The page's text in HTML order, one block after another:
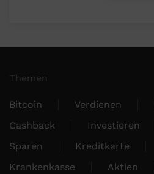
Themen
Bitcoin Verdienen
Cashback
Investieren
Sparen
Kreditkarte
Krankenkasse
Aktien